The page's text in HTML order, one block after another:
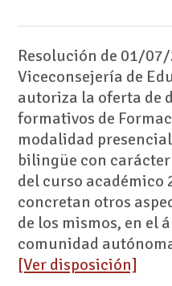
Resolución de 01/
Viceconsejería de
autoriza la oferta de
formativos de
modalidad
bilingüe con
del curso académico
concretan otros
de los mismos, en el
comunidad
[Ver disposición]